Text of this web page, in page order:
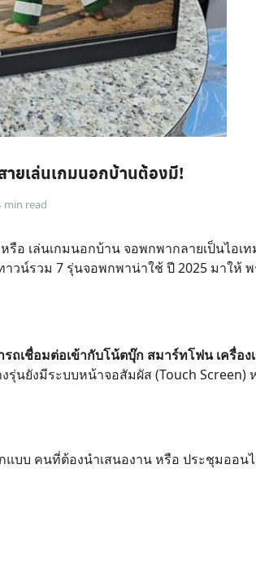
ยเล่นเกมนอกบ้านต้องมี!
อ เล่นเกมนอกบ้าน จอพกพากลายเป็นไอเ
น์รวม 7 รุ่นจอพกพาน่าใช้ ปี 2025 มาให้
เชื่อมต่อเข้ากับโน้ตบุ๊ก สมาร์ทโฟน เครื่อง
นยังมีระบบหน้าจอสัมผัส (Touch Screen)
บบ คนที่ต้องนำเสนองาน หรือ ประชุมออ